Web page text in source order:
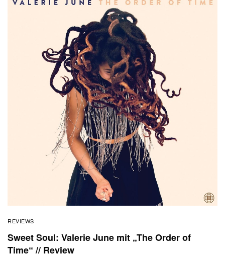
REVIEWS
Sweet Soul: Valerie June mit „The Order of
Time“ // Review